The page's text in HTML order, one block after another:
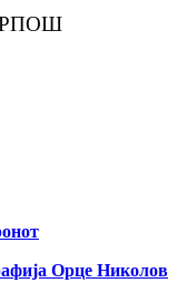
Орце Николов